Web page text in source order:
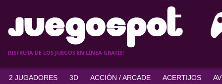
DISFRUTA DE LOS JUEGOS EN LÍNEA GRATIS!
2 JUGADORES 3D ACCIÓN / ARCADE ACERTIJOS